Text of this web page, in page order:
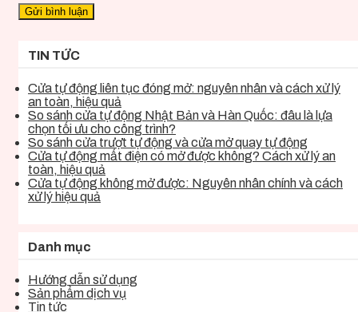
TIN TỨC
Cửa tự động liên tục đóng mở: nguyên nhân và cách xử lý
an toàn, hiệu quả
So sánh cửa tự động Nhật Bản và Hàn Quốc: đâu là lựa
chọn tối ưu cho công trình?
So sánh cửa trượt tự động và cửa mở quay tự động
Cửa tự động mất điện có mở được không? Cách xử lý an
toàn, hiệu quả
Cửa tự động không mở được: Nguyên nhân chính và cách
xử lý hiệu quả
Danh mục
Hướng dẫn sử dụng
Sản phẩm dịch vụ
Tin tức